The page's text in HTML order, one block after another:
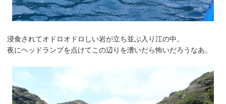
浸食されてオドロオドロしい岩が立ち並ぶ入り江の中。
夜にヘッドランプを点けてこの辺りを漕いだら怖いだろうなあ。